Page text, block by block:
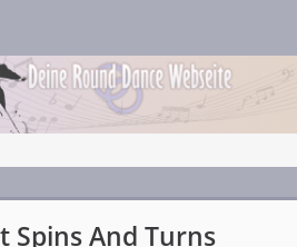
Spins And Turns